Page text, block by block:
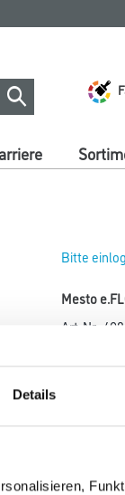
Details
Bitte
Mesto
Art-Nr.: